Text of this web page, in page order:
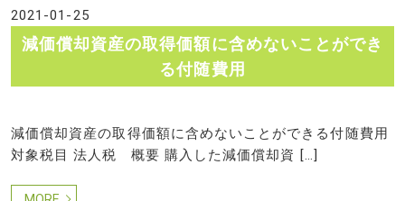
2021-01-25
減価償却資産の取得価額に含めないことができ
る付随費用
減価償却資産の取得価額に含めないことができる付随費用
対象税目 法人税 概要 購入した減価償却資 […]